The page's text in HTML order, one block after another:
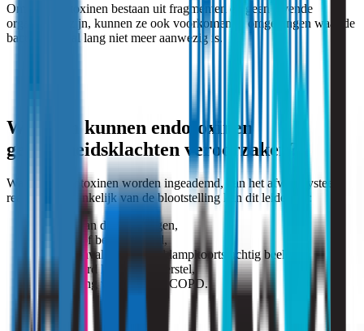
Omdat endotoxinen bestaan uit fragmenten en geen levende
organismen zijn, kunnen ze ook voorkomen in omgevingen waar de
bacterie zelf al lang niet meer aanwezig is.
Waarom kunnen endotoxinen
gezondheidsklachten veroorzaken?
Wanneer endotoxinen worden ingeademd, kan het afweersysteem
reageren. Afhankelijk van de blootstelling kan dit leiden tot:
irritatie van de luchtwegen,
hoesten of benauwdheid,
koortsaanvallen (“metaaldampkoorts-achtig beeld”),
verminderd longfunctieherstel,
verergering van astma of COPD.